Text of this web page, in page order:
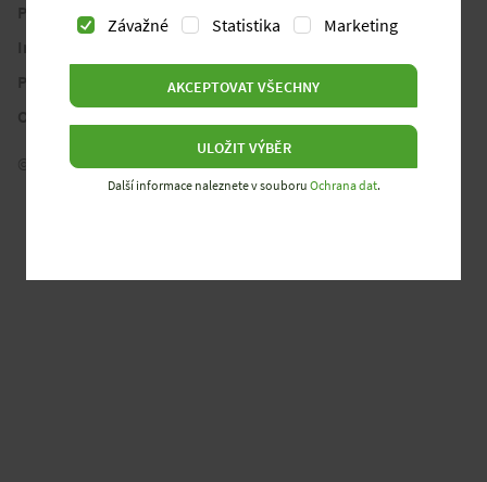
Podmínky
Informace a zásady zpracování osobních údajů
Pravidla používání souborů cookies
Oznámení o pohlaví
© 2026 Wieland Electric GmbH. Všechna práva vyhrazena.
Závažné Statistika Marketing
AKCEPTOVAT VŠECHNY
ULOŽIT VÝBĚR
Další informace naleznete v souboru Ochrana dat.